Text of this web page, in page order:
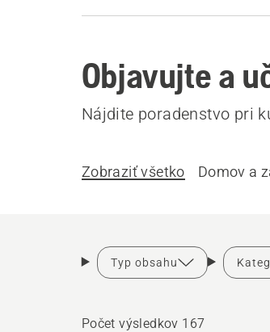
Objavujte a
Nájdite poradenstvo pri
Zobraziť všetko Domov a
Typ obsahu
Počet výsledkov 167